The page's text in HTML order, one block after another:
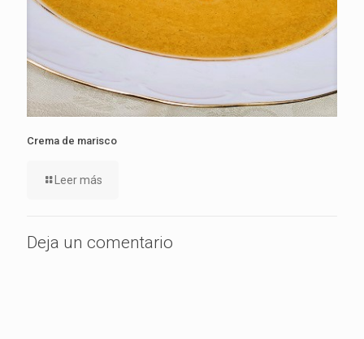
Crema de marisco
Leer más
Deja un comentario